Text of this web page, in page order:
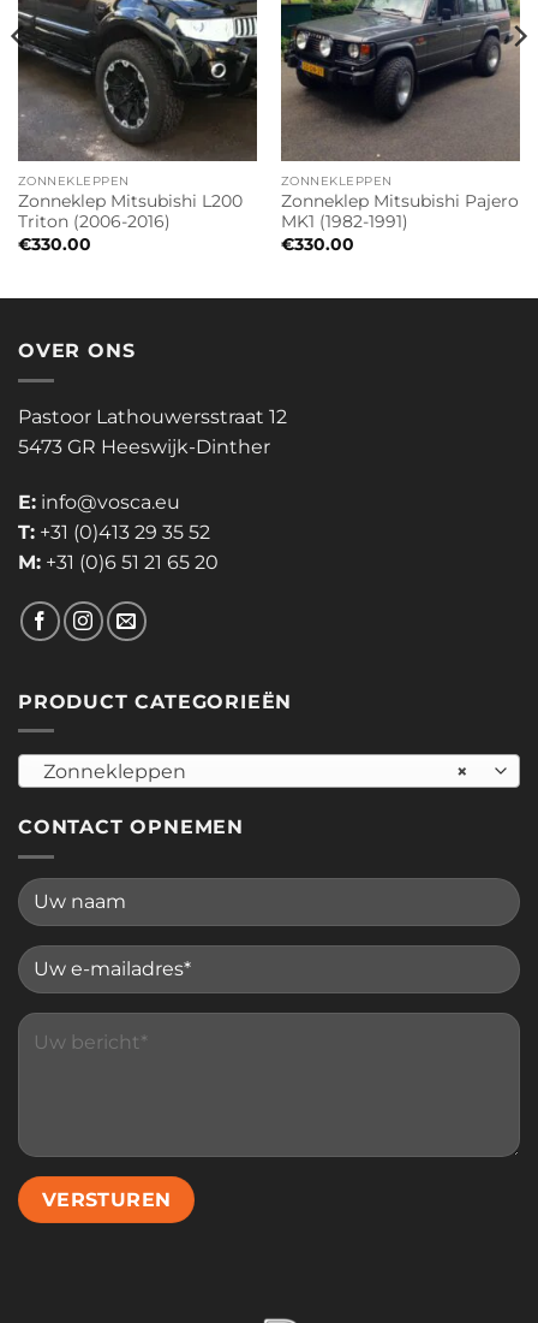
ZONNEKLEPPEN
Zonneklep Mitsubishi L200
Triton (2006-2016)
€330.00
ZONNEKLEPPEN
Zonneklep Mitsubishi Pajero
MK1 (1982-1991)
€330.00
OVER ONS
Pastoor Lathouwersstraat 12
5473 GR Heeswijk-Dinther
E: info@vosca.eu
T: +31 (0)413 29 35 52
M: +31 (0)6 51 21 65 20
PRODUCT CATEGORIEËN
×
Zonnekleppen
CONTACT OPNEMEN
Please leave this field empty.